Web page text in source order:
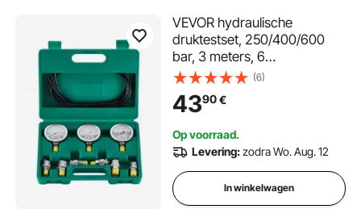
VEVOR hydraulische
druktestset, 250/400/600
bar, 3 meters, 6
testkoppelingen, 3
testslangen, hydraulische
testdrukmeterset voor
draagbare draagtas voor
graafmachines, tractoren en
bouwmachines
(6)
4390€
Op voorraad.
Levering:zodra Wo. Aug. 12
In winkelwagen